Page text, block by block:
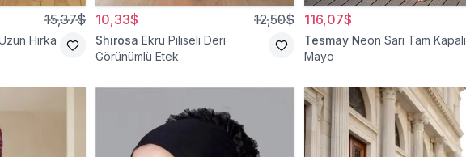
15,37$
Hırka
10,33$ 12,50$
Shirosa Ekru Piliseli Deri
Görünümlü Etek
116,07$
Tesmay Neon Sarı Tam Kapalı
Mayo